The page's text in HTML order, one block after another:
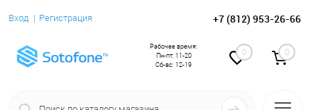
Вход Регистрация +7 (812) 953-26-66
0 0
Рабочее время:
Пн-пт: 11-20
Сб-вс: 12-19